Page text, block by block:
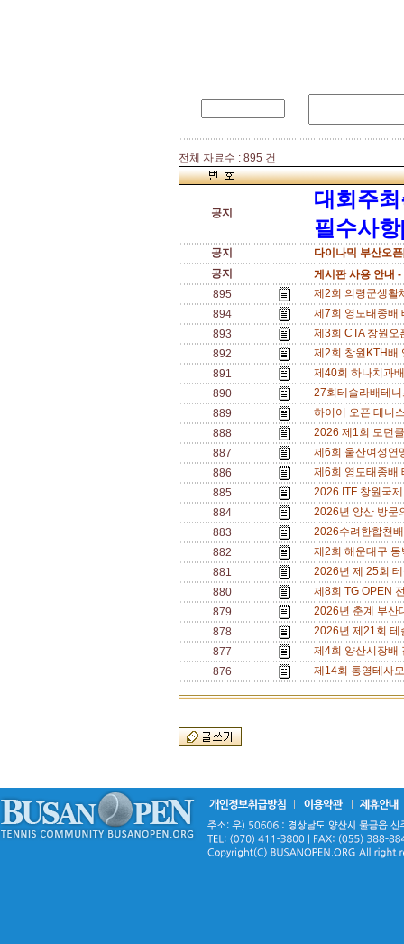
전체 자료수 : 895 건
공지
대회주
필수사
공지
다이나믹 부산오
공지
게시판 사용 안내 -
895
제2회 의령군생활
894
제7회 영도태종배
893
제3회 CTA 창원
892
제2회 창원KTH배
891
제40회 하나치과
890
27회테슬라배테
889
하이어 오픈 테니
888
2026 제1회 모던
887
제6회 울산여성
886
제6회 영도태종배
885
2026 ITF 창원국
884
2026년 양산 방문
883
2026수려한합천
882
제2회 해운대구
881
2026년 제 25회
880
제8회 TG OPEN
879
2026년 춘계 부
878
2026년 제21회
877
제4회 양산시장배
876
제14회 통영테사